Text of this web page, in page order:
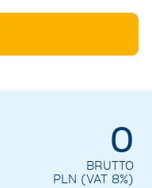
0
BRUTTO
PLN (VAT 8%)